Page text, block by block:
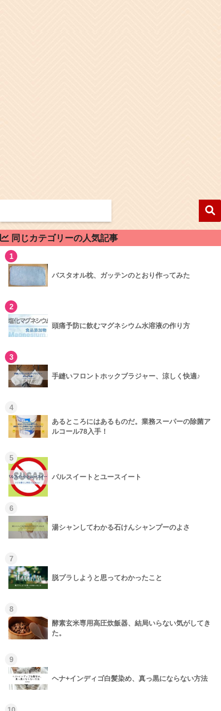
同じカテゴリーの人気記事
1
バスタオル枕、ガッテンのとおり作ってみた
2
頭痛予防に飲むマグネシウム水溶液の作り方
3
手縫いフロントホックブラジャー、涼しく快適♪
4
あるところにはあるものだ。業務スーパーの除菌ア
ルコール78入手！
5
パルスイートとユースイート
6
湯シャンしてわかる石けんシャンプーのよさ
7
脱プラしようと思ってわかったこと
8
酵素玄米専用高圧炊飯器、結局いらない気がしてき
た。
9
ヘナ+インディゴ白髪染め、真っ黒にならない方法